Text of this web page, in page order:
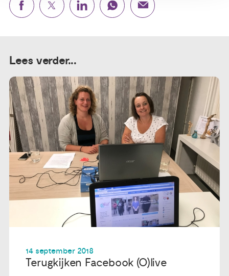
Lees verder...
14 september 2018
Terugkijken Facebook (O)live